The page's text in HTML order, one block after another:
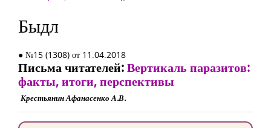
Быдл
● №15 (1308) от 11.04.2018
Письма читателей:Вертикаль паразитов:
факты, итоги, перспективы
Крестьянин Афанасенко А.В.